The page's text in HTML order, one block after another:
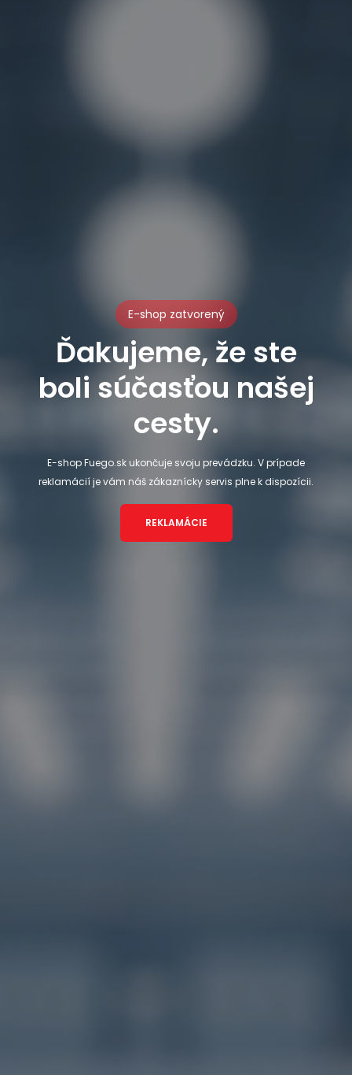
E-shop zatvorený
Ďakujeme, že ste
boli súčasťou našej
cesty.
E-shop Fuego.sk ukončuje svoju prevádzku. V prípade
reklamácií je vám náš zákaznícky servis plne k dispozícii.
REKLAMÁCIE